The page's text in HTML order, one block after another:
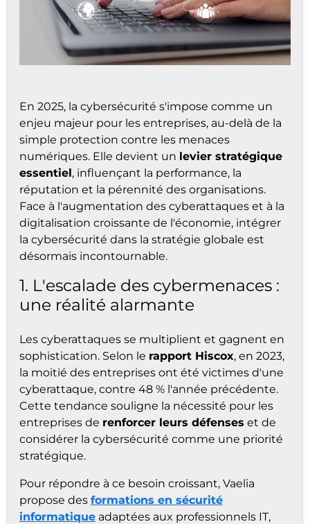
En 2025, la cybersécurité s'impose comme un
enjeu majeur pour les entreprises, au-delà de la
simple protection contre les menaces
numériques. Elle devient un levier stratégique
essentiel, influençant la performance, la
réputation et la pérennité des organisations.
Face à l'augmentation des cyberattaques et à la
digitalisation croissante de l'économie, intégrer
la cybersécurité dans la stratégie globale est
désormais incontournable.
1. L'escalade des cybermenaces :
une réalité alarmante
Les cyberattaques se multiplient et gagnent en
sophistication. Selon le rapport Hiscox, en 2023,
la moitié des entreprises ont été victimes d'une
cyberattaque, contre 48 % l'année précédente.
Cette tendance souligne la nécessité pour les
entreprises de renforcer leurs défenses et de
considérer la cybersécurité comme une priorité
stratégique.
Pour répondre à ce besoin croissant, Vaelia
propose des formations en sécurité
informatique adaptées aux professionnels IT,